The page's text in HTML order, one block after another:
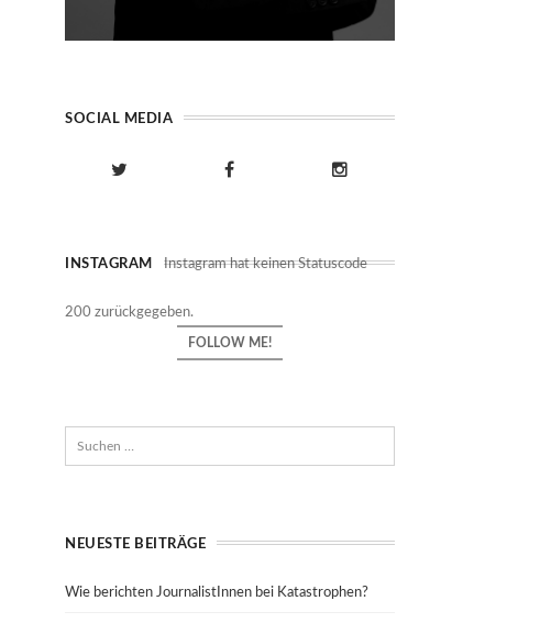
SOCIAL MEDIA
INSTAGRAM Instagram hat keinen Statuscode
200 zurückgegeben.
FOLLOW ME!
NEUESTE BEITRÄGE
Wie berichten JournalistInnen bei Katastrophen?